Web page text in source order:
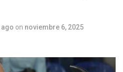
ago on noviembre 6, 2025